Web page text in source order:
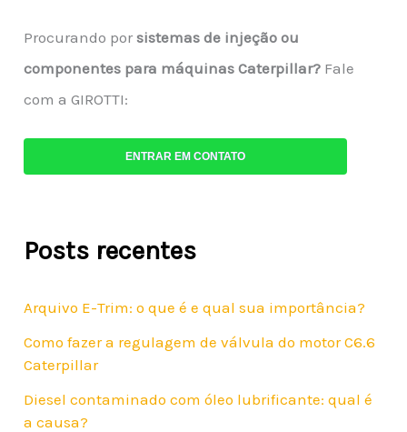
Procurando porsistemas de injeção ou
componentes para máquinas Caterpillar? Fale
com a GIROTTI:
ENTRAR EM CONTATO
Posts recentes
Arquivo E-Trim: o que é e qual sua importância?
Como fazer a regulagem de válvula do motor C6.6
Caterpillar
Diesel contaminado com óleo lubrificante: qual é
a causa?